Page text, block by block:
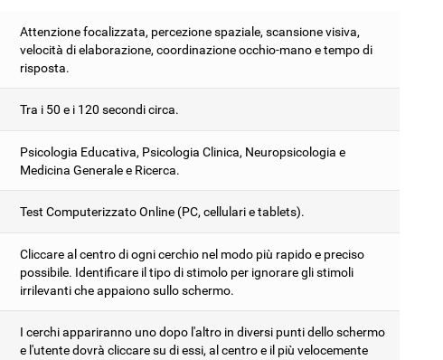
Attenzione focalizzata, percezione spaziale, scansione visiva,
velocità di elaborazione, coordinazione occhio-mano e tempo di
risposta.
Tra i 50 e i 120 secondi circa.
Psicologia Educativa, Psicologia Clinica, Neuropsicologia e
Medicina Generale e Ricerca.
Test Computerizzato Online (PC, cellulari e tablets).
Cliccare al centro di ogni cerchio nel modo più rapido e preciso
possibile. Identificare il tipo di stimolo per ignorare gli stimoli
irrilevanti che appaiono sullo schermo.
I cerchi appariranno uno dopo l'altro in diversi punti dello schermo
e l'utente dovrà cliccare su di essi, al centro e il più velocemente